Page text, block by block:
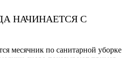
НАЧИНАЕТСЯ С
месячник по санитарной уборке